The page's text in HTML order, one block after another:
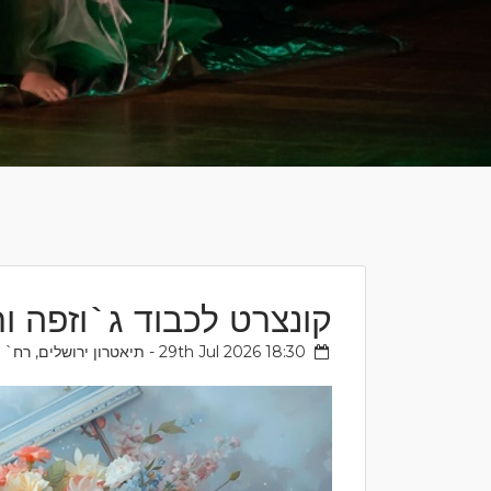
קונצרט לכבוד ג`וזפה
29th Jul 2026 18:30 - תיאטרון ירושלים, רח` דוד מרכוס 20, ירושלים